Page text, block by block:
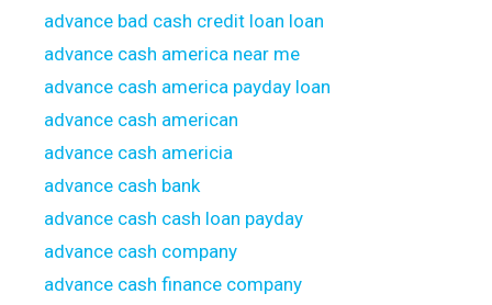
advance bad cash credit loan loan
advance cash america near me
advance cash america payday loan
advance cash american
advance cash americia
advance cash bank
advance cash cash loan payday
advance cash company
advance cash finance company